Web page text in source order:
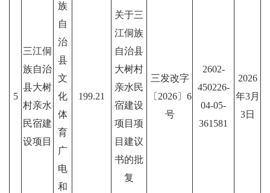
5
三江侗
族自治
县大树
村亲水
民宿建
设项目
族
自
治
县
文
化
体
育
广
电
和
199.21
关于三
江侗族
自治县
大树村
亲水民
宿建设
项目项
目建议
书的批
复
三发改字
〔2026〕6
号
2602-
450226-
04-05-
361581
2026
年3月
3日